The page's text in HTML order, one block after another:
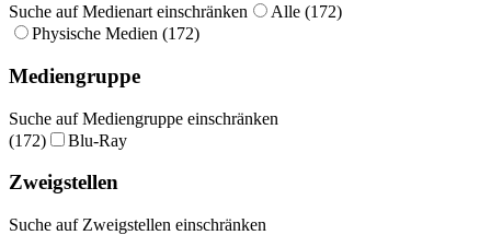
Suche auf Medienart einschränken
Alle (172)
Physische Medien (172)
Mediengruppe
Suche auf Mediengruppe einschränken
(172)
Blu-Ray
Zweigstellen
Suche auf Zweigstellen einschränken